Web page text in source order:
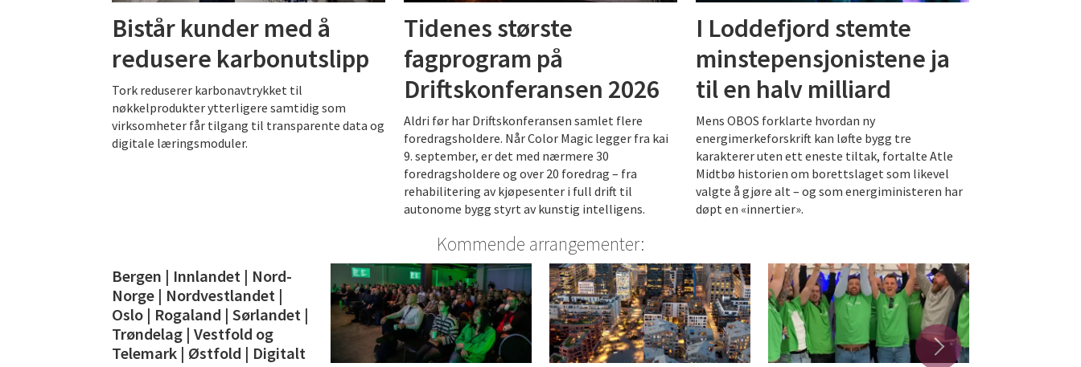
Bistår kunder med å
redusere karbonutslipp
Tork reduserer karbonavtrykket til
nøkkelprodukter ytterligere samtidig som
virksomheter får tilgang til transparente data og
digitale læringsmoduler.
Tidenes største
fagprogram på
Driftskonferansen 2026
Aldri før har Driftskonferansen samlet flere
foredragsholdere. Når Color Magic legger fra kai
9. september, er det med nærmere 30
foredragsholdere og over 20 foredrag – fra
rehabilitering av kjøpesenter i full drift til
autonome bygg styrt av kunstig intelligens.
I Loddefjord stemte
minstepensjonistene ja
til en halv milliard
Mens OBOS forklarte hvordan ny
energimerkeforskrift kan løfte bygg tre
karakterer uten ett eneste tiltak, fortalte Atle
Midtbø historien om borettslaget som likevel
valgte å gjøre alt – og som energiministeren har
døpt en «innertier».
Kommende arrangementer:
Bergen | Innlandet | Nord-
Norge | Nordvestlandet |
Oslo | Rogaland | Sørlandet |
Trøndelag | Vestfold og
Telemark | Østfold | Digitalt